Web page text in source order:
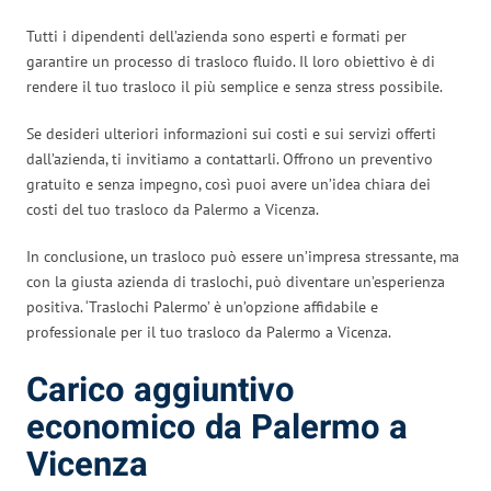
Tutti i dipendenti dell’azienda sono esperti e formati per
garantire un processo di trasloco fluido. Il loro obiettivo è di
rendere il tuo trasloco il più semplice e senza stress possibile.
Se desideri ulteriori informazioni sui costi e sui servizi offerti
dall’azienda, ti invitiamo a contattarli. Offrono un preventivo
gratuito e senza impegno, così puoi avere un’idea chiara dei
costi del tuo trasloco da Palermo a Vicenza.
In conclusione, un trasloco può essere un’impresa stressante, ma
con la giusta azienda di traslochi, può diventare un’esperienza
positiva. ‘Traslochi Palermo’ è un’opzione affidabile e
professionale per il tuo trasloco da Palermo a Vicenza.
Carico aggiuntivo
economico da Palermo a
Vicenza